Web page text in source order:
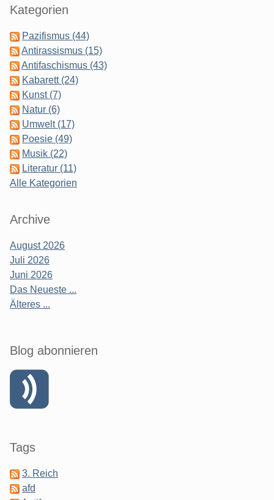
Seitenleiste
Kategorien
Pazifismus (44)
Antirassismus (15)
Antifaschismus (43)
Kabarett (24)
Kunst (7)
Natur (6)
Umwelt (17)
Poesie (49)
Musik (22)
Literatur (11)
Alle Kategorien
Archive
August 2026
Juli 2026
Juni 2026
Das Neueste ...
Älteres ...
Blog abonnieren
Tags
3. Reich
afd